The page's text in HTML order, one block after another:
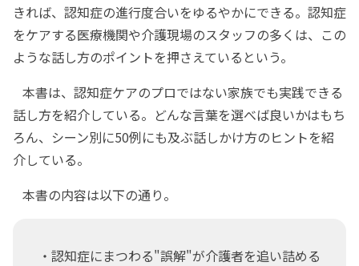
きれば、認知症の進行度合いをゆるやかにできる。認知症
をケアする医療機関や介護現場のスタッフの多くは、この
ような話し方のポイントを押さえているという。
本書は、認知症ケアのプロではない家族でも実践できる
話し方を紹介している。どんな言葉を選べば良いかはもち
ろん、シーン別に50例にも及ぶ話しかけ方のヒントを紹
介している。
本書の内容は以下の通り。
・認知症にまつわる"誤解"が介護者を追い詰める